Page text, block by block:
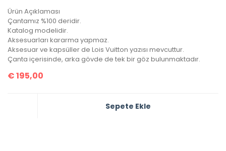
Ürün Açıklaması
Çantamız %100 deridir.
Katalog modelidir.
Aksesuarları kararma yapmaz.
Aksesuar ve kapsüller de Lois Vuitton yazısı mevcuttur.
Çanta içerisinde, arka gövde de tek bir göz bulunmaktadır.
€195,00
Sepete Ekle